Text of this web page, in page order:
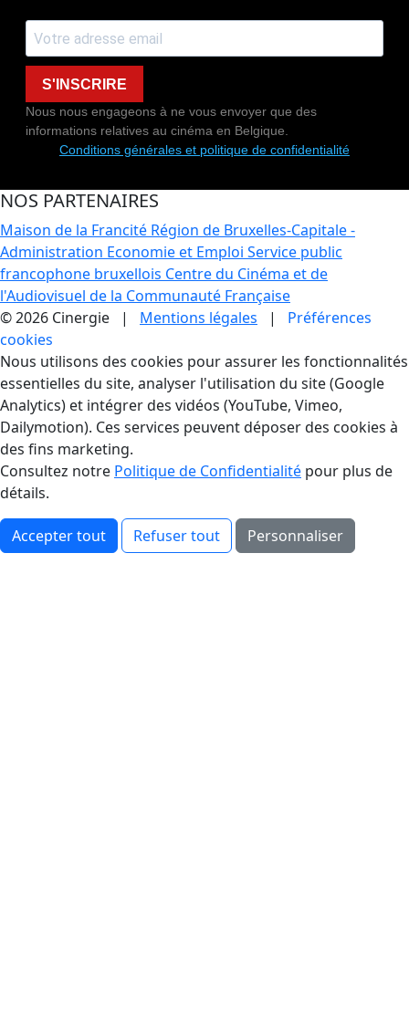
S'INSCRIRE
Nous nous engageons à ne vous envoyer que des
informations relatives au cinéma en Belgique.
Conditions générales et politique de confidentialité
NOS PARTENAIRES
Maison de la Francité Région de Bruxelles-Capitale -
Administration Economie et Emploi Service public
francophone bruxellois Centre du Cinéma et de
l'Audiovisuel de la Communauté Française
© 2026 Cinergie | Mentions légales | Préférences
cookies
Gestion des Cookies
Nous utilisons des cookies pour assurer les fonctionnalités
essentielles du site, analyser l'utilisation du site (Google
Analytics) et intégrer des vidéos (YouTube, Vimeo,
Dailymotion). Ces services peuvent déposer des cookies à
des fins marketing.
Consultez notre Politique de Confidentialité pour plus de
détails.
Accepter tout Refuser tout Personnaliser